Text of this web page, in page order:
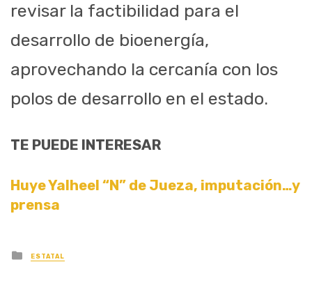
revisar la factibilidad para el
desarrollo de bioenergía,
aprovechando la cercanía con los
polos de desarrollo en el estado.
TE PUEDE INTERESAR
Huye Yalheel “N” de Jueza, imputación…y
prensa
Posted
in
ESTATAL